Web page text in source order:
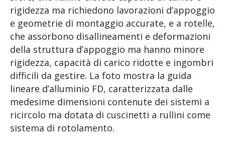
rigidezza ma richiedono lavorazioni d’appoggio
e geometrie di montaggio accurate, e a rotelle,
che assorbono disallineamenti e deformazioni
della struttura d’appoggio ma hanno minore
rigidezza, capacità di carico ridotte e ingombri
difficili da gestire. La foto mostra la guida
lineare d’alluminio FD, caratterizzata dalle
medesime dimensioni contenute dei sistemi a
ricircolo ma dotata di cuscinetti a rullini come
sistema di rotolamento.